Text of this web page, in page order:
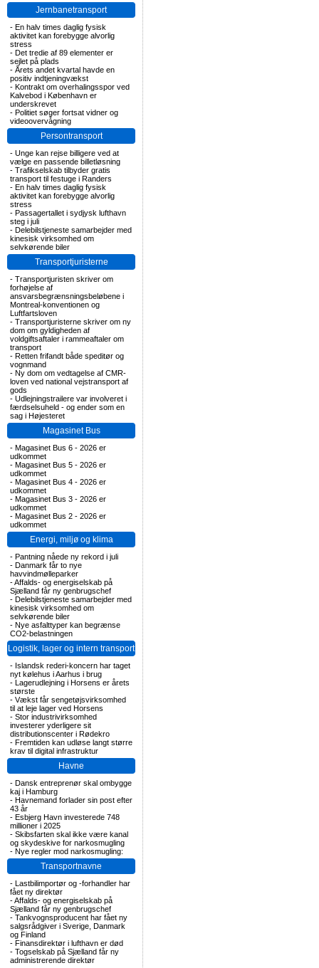
Jernbanetransport
- En halv times daglig fysisk
aktivitet kan forebygge alvorlig
stress
- Det tredie af 89 elementer er
sejlet på plads
- Årets andet kvartal havde en
positiv indtjeningvækst
- Kontrakt om overhalingsspor ved
Kalvebod i København er
underskrevet
- Politiet søger fortsat vidner og
videoovervågning
Persontransport
- Unge kan rejse billigere ved at
vælge en passende billetløsning
- Trafikselskab tilbyder gratis
transport til festuge i Randers
- En halv times daglig fysisk
aktivitet kan forebygge alvorlig
stress
- Passagertallet i sydjysk lufthavn
steg i juli
- Delebilstjeneste samarbejder med
kinesisk virksomhed om
selvkørende biler
Transportjuristerne
- Transportjuristen skriver om
forhøjelse af
ansvarsbegrænsningsbeløbene i
Montreal-konventionen og
Luftfartsloven
- Transportjuristerne skriver om ny
dom om gyldigheden af
voldgiftsaftaler i rammeaftaler om
transport
- Retten frifandt både speditør og
vognmand
- Ny dom om vedtagelse af CMR-
loven ved national vejstransport af
gods
- Udlejningstrailere var involveret i
færdselsuheld - og ender som en
sag i Højesteret
Magasinet Bus
- Magasinet Bus 6 - 2026 er
udkommet
- Magasinet Bus 5 - 2026 er
udkommet
- Magasinet Bus 4 - 2026 er
udkommet
- Magasinet Bus 3 - 2026 er
udkommet
- Magasinet Bus 2 - 2026 er
udkommet
Energi, miljø og klima
- Pantning nåede ny rekord i juli
- Danmark får to nye
havvindmølleparker
-Affalds- og energiselskab på
Sjælland får ny genbrugschef
- Delebilstjeneste samarbejder med
kinesisk virksomhed om
selvkørende biler
- Nye asfalttyper kan begrænse
CO2-belastningen
Logistik, lager og intern transport
- Islandsk rederi-koncern har taget
nyt kølehus i Aarhus i brug
- Lagerudlejning i Horsens er årets
største
- Vækst får sengetøjsvirksomhed
til at leje lager ved Horsens
- Stor industrivirksomhed
investerer yderligere sit
distributionscenter i Rødekro
- Fremtiden kan udløse langt større
krav til digital infrastruktur
Havne
- Dansk entreprenør skal ombygge
kaj i Hamburg
- Havnemand forlader sin post efter
43 år
- Esbjerg Havn investerede 748
millioner i 2025
- Skibsfarten skal ikke være kanal
og skydeskive for narkosmugling
- Nye regler mod narkosmugling:
Transportnavne
- Lastbilimportør og -forhandler har
fået ny direktør
-Affalds- og energiselskab på
Sjælland får ny genbrugschef
- Tankvognsproducent har fået ny
salgsrådgiver i Sverige, Danmark
og Finland
- Finansdirektør i lufthavn er død
- Togselskab på Sjælland får ny
administrerende direktør